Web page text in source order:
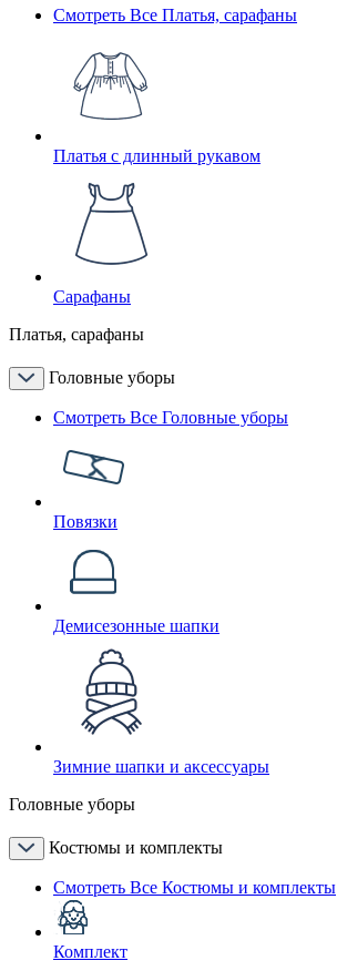
Смотреть Все Платья, сарафаны
Платья с длинный рукавом
Сарафаны
Платья, сарафаны
Головные уборы
Смотреть Все Головные уборы
Повязки
Демисезонные шапки
Зимние шапки и аксессуары
Головные уборы
Костюмы и комплекты
Смотреть Все Костюмы и комплекты
Комплект